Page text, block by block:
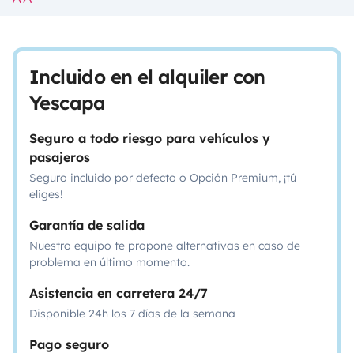
Incluido en el alquiler con
Yescapa
Seguro a todo riesgo para vehículos y
pasajeros
Seguro incluido por defecto o Opción Premium, ¡tú
eliges!
Garantía de salida
Nuestro equipo te propone alternativas en caso de
problema en último momento.
Asistencia en carretera 24/7
Disponible 24h los 7 días de la semana
Pago seguro